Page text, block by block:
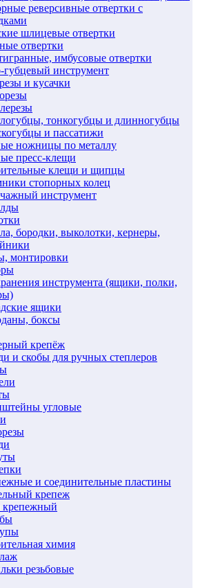
реверсивные отвертки с
шлицевые отвертки
отвертки
имбусовые отвертки
инструмент
и кусачки
тонкогубцы и длинногубцы
и пассатижи
ножницы по металлу
пресс-клещи
клещи и щипцы
стопорных колец
инструмент
бородки, выколотки, кернеры,
монтировки
инструмента (ящики, полки,
ящики
боксы
крепёж
и скобы для ручных степлеров
угловые
и соединительные пластины
крепеж
крепежный
химия
резьбовые